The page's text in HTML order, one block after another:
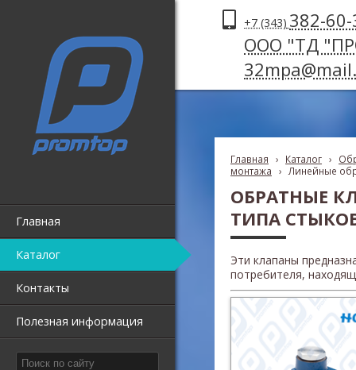
Главная
Каталог
Контакты
Полезная информация
+7 (343) 382-
ООО "ТД
Главная › Каталог ›
монтажа
› Линейные
ОБРАТНЫЕ
ТИПА
Эти клапаны
потребителя,